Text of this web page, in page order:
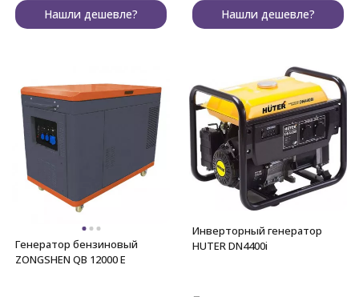
Нашли дешевле? Нашли дешевле?
Генератор бензиновый
ZONGSHEN QB 12000 E
Инверторный генератор
HUTER DN4400i